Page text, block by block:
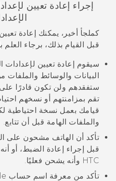
إجراء إعادة تعيين
كملجأ أخير، يمكنك إعادة
قبل القيام بذلك، برجاء العلم
سيقوم إعادة تعيين
البيانات والوسائط والملفات
ستفقدهم ولن تكون قادرًا على
تقم بمزامنتهم أو نسخهم
قيامك بعمل نسخة احتياطية
والملفات الهامة قبل أن تتابع.
قبل إجراء إعادة الضبط، أو
HTC وأنه يشحن فعليًا.
تأكد من معرفة اسم حساب